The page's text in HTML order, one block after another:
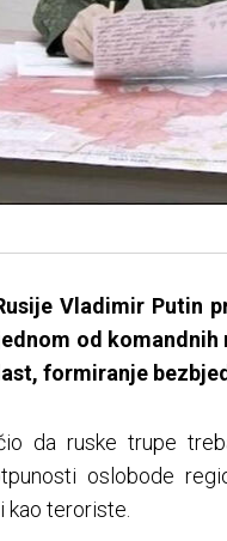
Vladimir Putin
od
formiranje
da ruske trupe
oslobode
kao teroriste.